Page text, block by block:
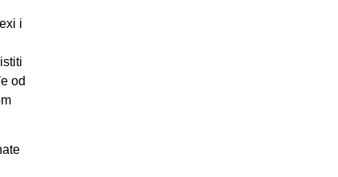
i
od